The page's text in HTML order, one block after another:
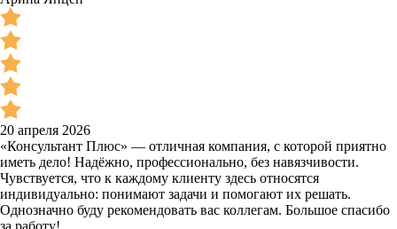
20 апреля 2026
«Консультант Плюс» — отличная компания, с которой приятно
иметь дело! Надёжно, профессионально, без навязчивости.
Чувствуется, что к каждому клиенту здесь относятся
индивидуально: понимают задачи и помогают их решать.
Однозначно буду рекомендовать вас коллегам. Большое спасибо
за работу!